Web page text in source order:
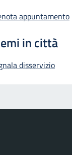
appuntamento
in città
disservizio